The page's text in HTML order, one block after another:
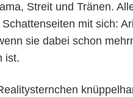
Streit und Tränen.
mit sich:
sie dabei schon
ist.